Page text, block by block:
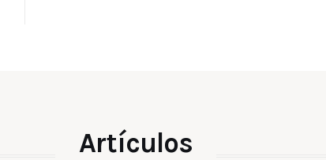
Artículos